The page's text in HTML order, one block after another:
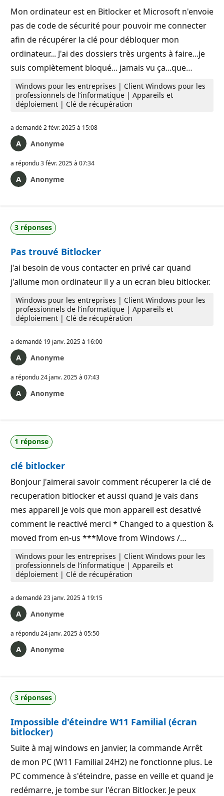
Mon ordinateur est en Bitlocker et Microsoft n'envoie
pas de code de sécurité pour pouvoir me connecter
afin de récupérer la clé pour débloquer mon
ordinateur... J'ai des dossiers très urgents à faire...je
suis complètement bloqué... jamais vu ça...que…
Windows pour les entreprises | Client Windows pour les
professionnels de l’informatique | Appareils et
déploiement | Clé de récupération
a demandé2 févr. 2025 à 15:08
Anonyme
a répondu3 févr. 2025 à 07:34
Anonyme
3 réponses
Pas trouvé Bitlocker
J'ai besoin de vous contacter en privé car quand
j'allume mon ordinateur il y a un ecran bleu bitlocker.
Windows pour les entreprises | Client Windows pour les
professionnels de l’informatique | Appareils et
déploiement | Clé de récupération
a demandé 19 janv. 2025 à 16:00
Anonyme
a répondu24 janv. 2025 à 07:43
Anonyme
1 réponse
clé bitlocker
Bonjour J'aimerai savoir comment récuperer la clé de
recuperation bitlocker et aussi quand je vais dans
mes appareil je vois que mon appareil est desativé
comment le reactivé merci * Changed to a question &
moved from en-us ***Move from Windows /…
Windows pour les entreprises | Client Windows pour les
professionnels de l’informatique | Appareils et
déploiement | Clé de récupération
a demandé23 janv. 2025 à 19:15
Anonyme
a répondu24 janv. 2025 à 05:50
Anonyme
3 réponses
Impossible d'éteindre W11 Familial (écran
bitlocker)
Suite à maj windows en janvier, la commande Arrêt
de mon PC (W11 Familial 24H2) ne fonctionne plus. Le
PC commence à s'éteindre, passe en veille et quand je
redémarre, je tombe sur l'écran Bitlocker. Je peux